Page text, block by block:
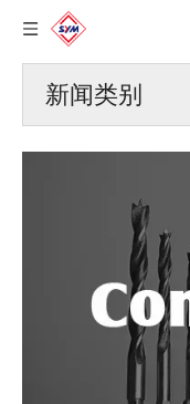
新闻类别